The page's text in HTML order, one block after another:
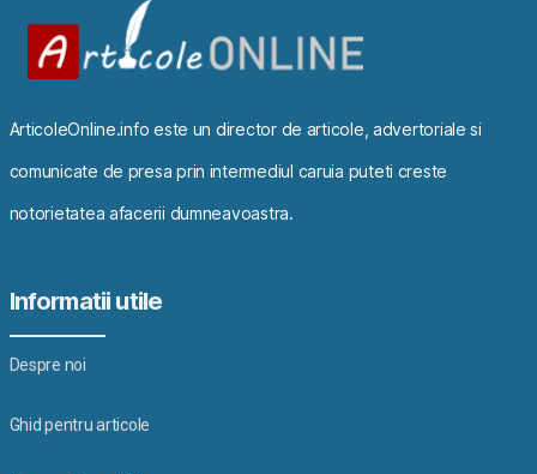
ArticoleOnline.info este un director de articole, advertoriale si
comunicate de presa prin intermediul caruia puteti creste
notorietatea afacerii dumneavoastra.
Informatii utile
Despre noi
Ghid pentru articole